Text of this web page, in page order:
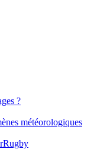
?
météorologiques
Rugby